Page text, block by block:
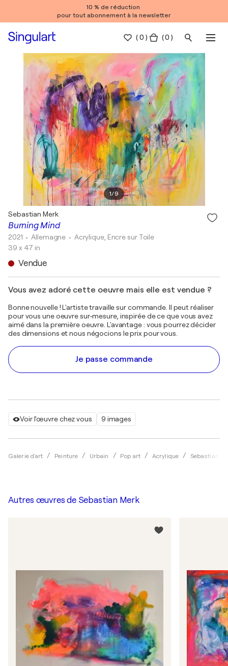
10 % de réduction
pour tout abonnement à la newsletter
(0 ) ( 0 )
1/9
Voir l'œuvre chez vous 9 images
Galerie d'art Peinture Urbain Pop art Acrylique Sebastian
Burning Mind
Sebastian Merk
2021 • Allemagne • Acrylique, Encre sur Toile
39 x 47 in
Vendue
Vous avez adoré cette oeuvre mais elle est vendue ?
Bonne nouvelle ! L'artiste travaille sur commande. Il peut réaliser
pour vous une oeuvre sur-mesure, inspirée de ce que vous avez
aimé dans la première oeuvre. L'avantage : vous pourrez décider
des dimensions et nous négocions le prix pour vous.
Je passe commande
Autres œuvres de Sebastian Merk